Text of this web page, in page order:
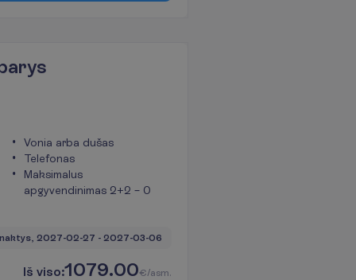
Vonia arba dušas
Telefonas
Maksimalus
apgyvendinimas 2+2 – 0
2027-02-27 - 2027-03-06
Iš viso:1079.00€/asm.